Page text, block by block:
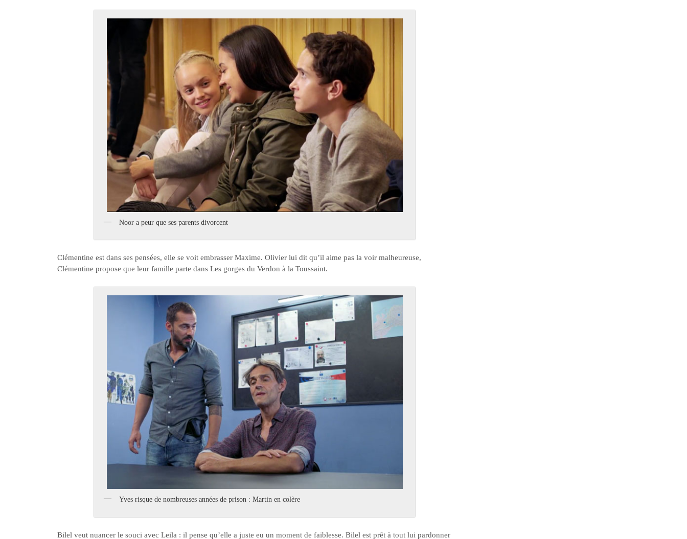
Noor a peur que ses parents divorcent
Clémentine est dans ses pensées, elle se voit embrasser Maxime. Olivier lui dit qu’il aime pas la voir malheureuse,
Clémentine propose que leur famille parte dans Les gorges du Verdon à la Toussaint.
Yves risque de nombreuses années de prison : Martin en colère
Bilel veut nuancer le souci avec Leila : il pense qu’elle a juste eu un moment de faiblesse. Bilel est prêt à tout lui pardonner